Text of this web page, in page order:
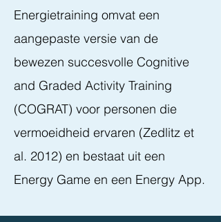
Energietraining omvat een
aangepaste versie van de
bewezen succesvolle Cognitive
and Graded Activity Training
(COGRAT) voor personen die
vermoeidheid ervaren (Zedlitz et
al. 2012) en bestaat uit een
Energy Game en een Energy App.